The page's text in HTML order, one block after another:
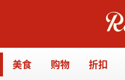
美食 购物 折扣